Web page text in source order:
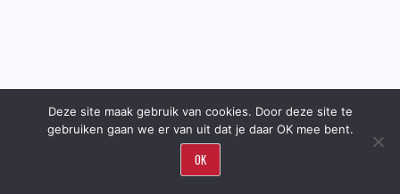
Deze site maak gebruik van cookies. Door deze site te
gebruiken gaan we er van uit dat je daar OK mee bent.
OK